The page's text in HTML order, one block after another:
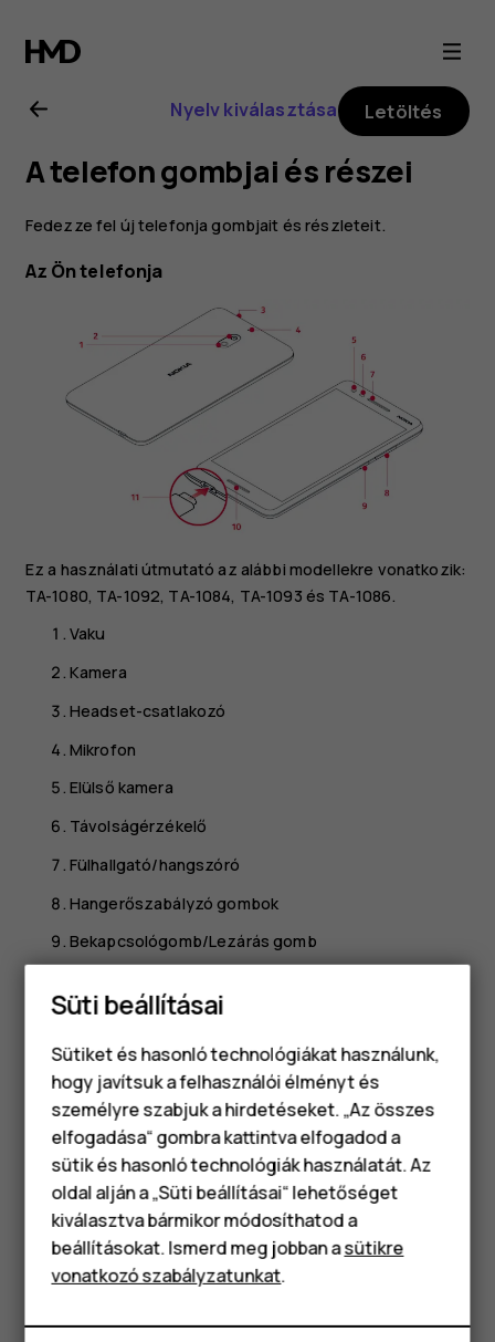
Nokia
2.1
felhasználói
kézikönyv
Okostelefonok
Klasszikus telefonok
Tartozékok
Táblagépek
Nyelv kiválasztása Letöltés
A telefon gombjai és részei
Fedezze fel új telefonja gombjait és részleteit.
Az Ön telefonja
Ez a használati útmutató az alábbi modellekre vonatkozik:
TA-1080, TA-1092, TA-1084, TA-1093 és TA-1086.
Vaku
Kamera
Headset-csatlakozó
Mikrofon
Elülső kamera
Távolságérzékelő
Fülhallgató/hangszóró
Hangerőszabályzó gombok
Bekapcsológomb/Lezárás gomb
USB-csatlakozó
Előfordulhat, hogy a felhasználói útmutatóban említett
egyes tartozékokat, például a töltőt, a headsetet vagy az
adatkábelt külön kell megvásárolni.
Alkatrészek és csatlakozók, mágnesesség
Ne csatlakoztassa olyan eszközökhöz, amelyek kimeneti
jelet hoznak létre, mert az károsíthatja a készüléket. Ne
csatlakoztasson semmilyen feszültségforrást az
audiocsatlakozóhoz. Ha a jóváhagyottól eltérő típusú
audiocsatlakozóhoz, akkor különösen ügyeljen a
Süti beállításai
Sütiket és hasonló technológiákat használunk,
hogy javítsuk a felhasználói élményt és
személyre szabjuk a hirdetéseket. „Az összes
elfogadása“ gombra kattintva elfogadod a
sütik és hasonló technológiák használatát. Az
oldal alján a „Süti beállításai“ lehetőséget
kiválasztva bármikor módosíthatod a
beállításokat. Ismerd meg jobban asütikre
vonatkozó szabályzatunkat.